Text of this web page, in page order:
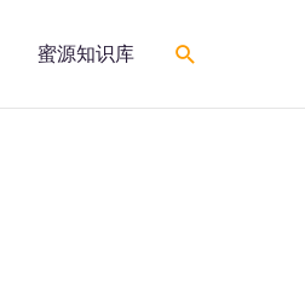
蜜源知识库
搜